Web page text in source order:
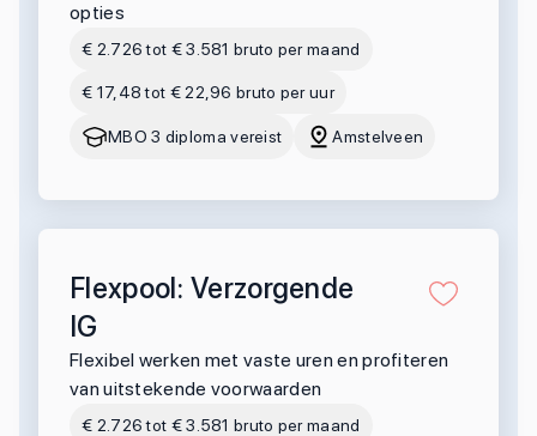
opties
€ 2.726 tot € 3.581 bruto per maand
€ 17,48 tot € 22,96 bruto per uur
MBO 3 diploma vereist Amstelveen
Flexpool: Verzorgende
IG
Flexibel werken met vaste uren en profiteren
van uitstekende voorwaarden
€ 2.726 tot € 3.581 bruto per maand